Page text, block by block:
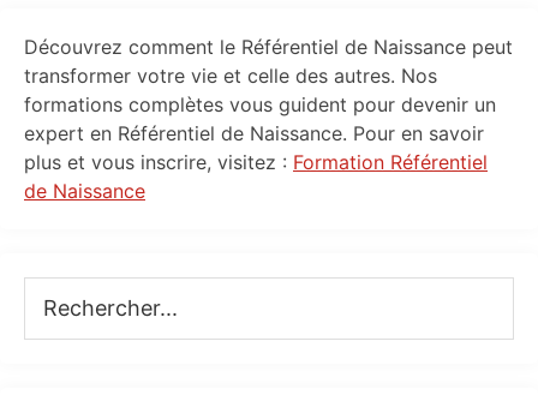
Primary
Sidebar
Découvrez comment le Référentiel de Naissance peut
transformer votre vie et celle des autres. Nos
formations complètes vous guident pour devenir un
expert en Référentiel de Naissance. Pour en savoir
plus et vous inscrire, visitez : Formation Référentiel
de Naissance